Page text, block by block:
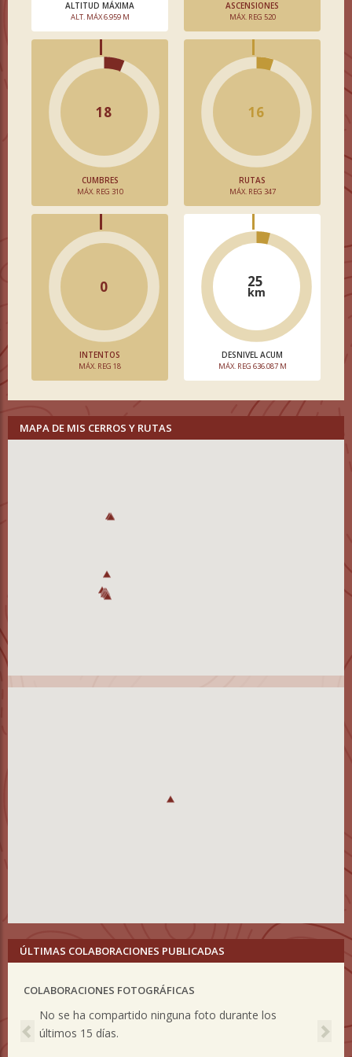
ALTITUD MÁXIMA
ALT. MÁX 6.959 M
ASCENSIONES
MÁX. REG 520
18
CUMBRES
MÁX. REG 310
16
RUTAS
MÁX. REG 347
0
INTENTOS
MÁX. REG 18
25
km
DESNIVEL ACUM
MÁX. REG 636.087 M
MAPA DE MIS CERROS Y RUTAS
ÚLTIMAS COLABORACIONES PUBLICADAS
COLABORACIONES FOTOGRÁFICAS
No se ha compartido ninguna foto durante los
últimos 15 días.
Previous